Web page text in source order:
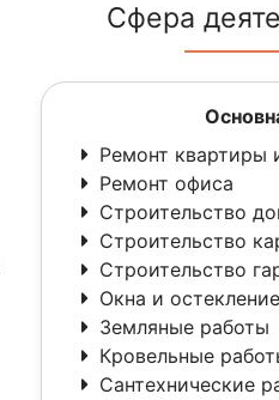
Сфера
Ремонт квартиры
Ремонт офиса
Строительство
Строительство
Строительство
Окна и остекление
Земляные работы
Кровельные
Сантехнические